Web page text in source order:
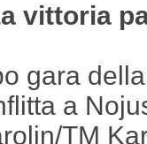
vittoria
gara
a
TM